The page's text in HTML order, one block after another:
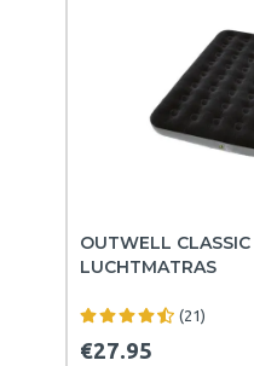
OUTWELL
LUCHTMATRAS
(21)
€27.95